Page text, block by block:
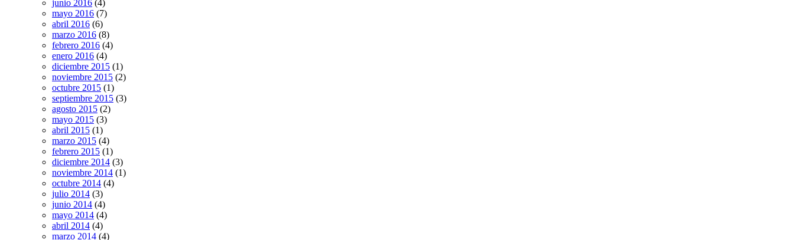
junio 2016 (4)
mayo 2016 (7)
abril 2016 (6)
marzo 2016 (8)
febrero 2016 (4)
enero 2016 (4)
diciembre 2015 (1)
noviembre 2015 (2)
octubre 2015 (1)
septiembre 2015 (3)
agosto 2015 (2)
mayo 2015 (3)
abril 2015 (1)
marzo 2015 (4)
febrero 2015 (1)
diciembre 2014 (3)
noviembre 2014 (1)
octubre 2014 (4)
julio 2014 (3)
junio 2014 (4)
mayo 2014 (4)
abril 2014 (4)
marzo 2014 (4)